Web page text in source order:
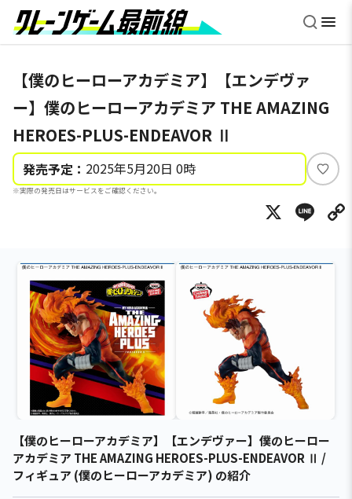
【僕のヒーローアカデミア】【エンデヴァ
ー】僕のヒーローアカデミア THE AMAZING
HEROES-PLUS-ENDEAVOR Ⅱ
発売予定： 2025年5月20日 0時
※実際の発売日はサービスをご確認ください。
い
ね
X
【僕のヒーローアカデミア】【エンデヴァー】僕のヒーロー
アカデミア THE AMAZING HEROES-PLUS-ENDEAVOR Ⅱ /
フィギュア (僕のヒーローアカデミア) の紹介